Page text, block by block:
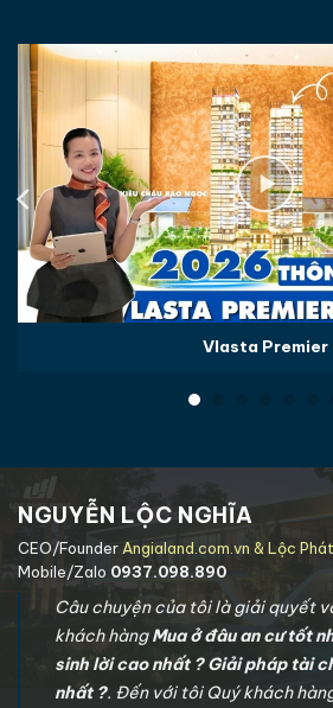
Vlasta Premier
NGUYỄN LỘC NGHĨA
CEO/Founder Angialand.com.vn & Lộc
Mobile/Zalo 0937.098.890
Câu chuyện của tôi là giải quyết
khách hàngMua ở đâu an cư tốt
sinh lời cao nhất ? Giải pháp tài
nhất ?. Đến với tôi Quý khách